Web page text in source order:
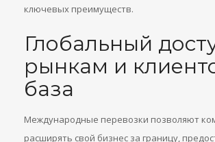
ключевых преимуществ.
Глобальный
рынкам и
база
Международные перевозки позволяют
расширять свой бизнес за границу,